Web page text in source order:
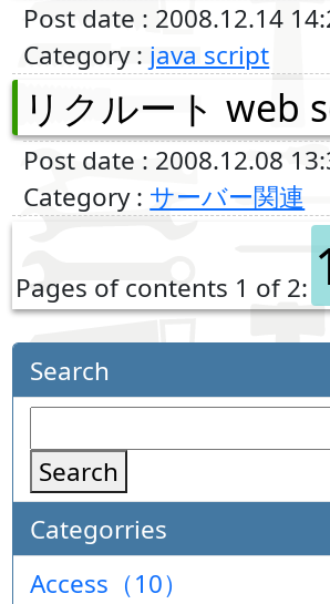
Post date : 2008.12.14
Category : java script
リクルート web
Post date : 2008.12.08
Category : サーバー関連
Pages of contents 1 of 2:
Search
Search
Categorries
Access（10）